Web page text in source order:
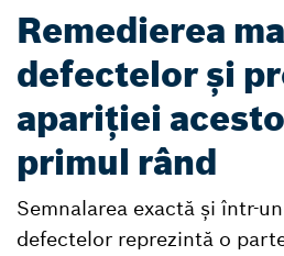
Remedierea
defectelor și
apariției
primul rând
Semnalarea exactă și într-
defectelor reprezintă o